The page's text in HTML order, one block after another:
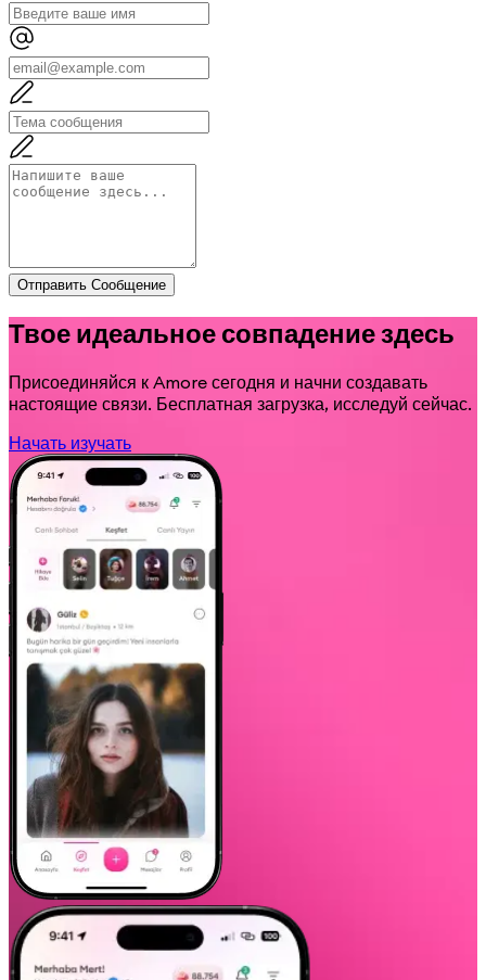
Отправить Сообщение
Твое идеальное совпадение здесь
Присоединяйся к Amore сегодня и начни создавать
настоящие связи. Бесплатная загрузка, исследуй сейчас.
Начать изучать